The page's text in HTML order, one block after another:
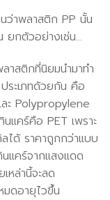
ว่าพลาสติก PP นั้น
ยกตัวอย่างเช่น…
สติกที่นิยมนำมาทำ
ระเภทด้วยกัน คือ
ะ Polypropylene
แคร์คือ PET เพราะ
ลได้ ราคาถูกกว่าแบบ
แคร์จากแสงแดด
หล่านี้จะลด
มดอายุไวขึ้น